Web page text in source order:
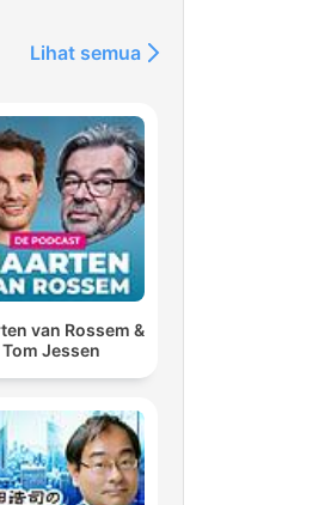
Lihat semua
van Rossem &
Tom Jessen